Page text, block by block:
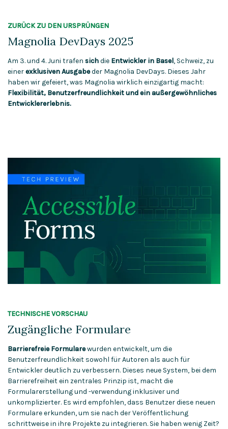
ZURÜCK ZU DEN URSPRÜNGEN
Magnolia DevDays 2025
Am 3. und 4. Juni trafen sichdie Entwickler in Basel, Schweiz, zu
einerexklusiven Ausgabeder Magnolia DevDays. Dieses Jahr
haben wir gefeiert, was Magnolia wirklich einzigartig macht:
Flexibilität, Benutzerfreundlichkeit und ein außergewöhnliches
Entwicklererlebnis.
TECHNISCHE VORSCHAU
Zugängliche Formulare
Barrierefreie Formularewurden entwickelt, um die
Benutzerfreundlichkeit sowohl für Autoren als auch für
Entwickler deutlich zu verbessern. Dieses neue System, bei dem
Barrierefreiheit ein zentrales Prinzip ist, macht die
Formularerstellung und -verwendung inklusiver und
unkomplizierter. Es wird empfohlen, dass Benutzer diese neuen
Formulare erkunden, um sie nach der Veröffentlichung
schrittweise in ihre Projekte zu integrieren. Sie haben wenig Zeit?